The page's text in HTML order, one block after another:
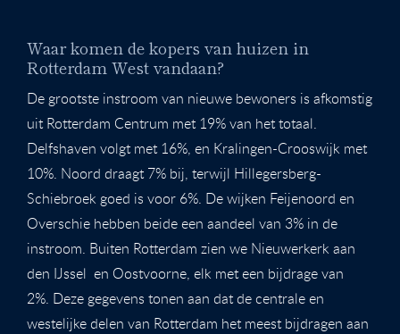
Waar komen de kopers van huizen in
Rotterdam West vandaan?
De grootste instroom van nieuwe bewoners is afkomstig
uit Rotterdam Centrum met 19% van het totaal.
Delfshaven volgt met 16%, en Kralingen-Crooswijk met
10%. Noord draagt 7% bij, terwijl Hillegersberg-
Schiebroek goed is voor 6%. De wijken Feijenoord en
Overschie hebben beide een aandeel van 3% in de
instroom. Buiten Rotterdam zien we Nieuwerkerk aan
den IJssel en Oostvoorne, elk met een bijdrage van
2%. Deze gegevens tonen aan dat de centrale en
westelijke delen van Rotterdam het meest bijdragen aan